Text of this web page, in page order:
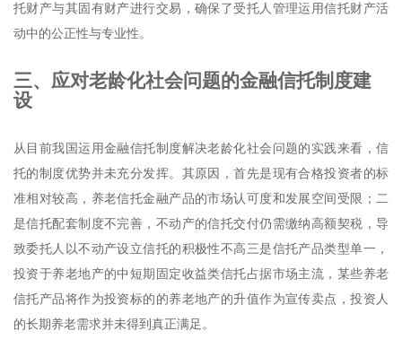
托财产与其固有财产进行交易，确保了受托人管理运用信托财产活
动中的公正性与专业性。
三、 应对老龄化社会问题的金融信托制度建
设
从目前我国运用金融信托制度解决老龄化社会问题的实践来看，信
托的制度优势并未充分发挥。其原因，首先是现有合格投资者的标
准相对较高，养老信托金融产品的市场认可度和发展空间受限；二
是信托配套制度不完善，不动产的信托交付仍需缴纳高额契税，导
致委托人以不动产设立信托的积极性不高三是信托产品类型单一，
投资于养老地产的中短期固定收益类信托占据市场主流，某些养老
信托产品将作为投资标的的养老地产的升值作为宣传卖点，投资人
的长期养老需求并未得到真正满足。